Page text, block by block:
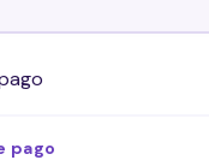
pago